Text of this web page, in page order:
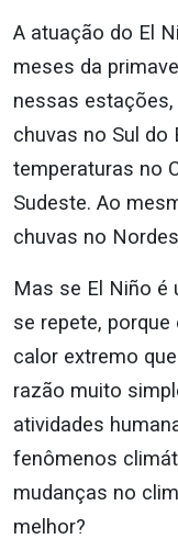
A atuação do El
meses da
nessas
chuvas no Sul do
temperaturas no
Sudeste. Ao
chuvas no
Mas se El Niño é
se repete,
calor extremo
razão muito
atividades
fenômenos
mudanças no
melhor?